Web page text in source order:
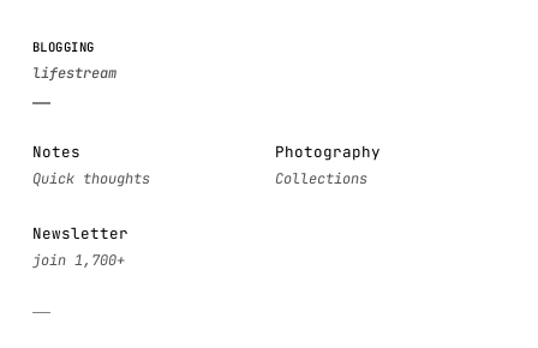
BLOGGING
Notes Photography
Newsletter